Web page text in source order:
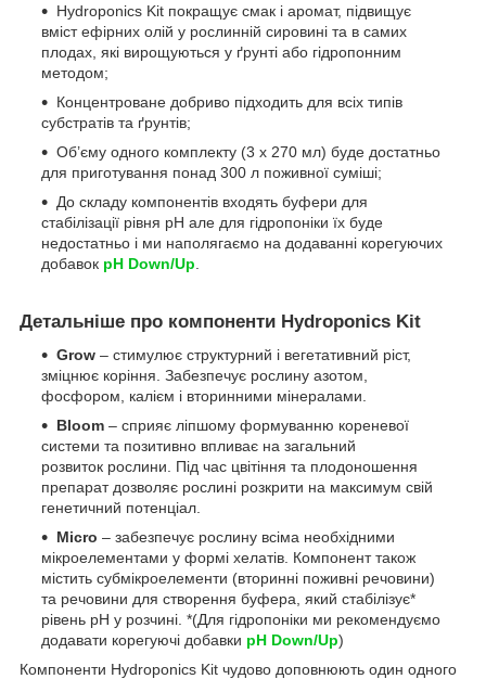
Hydroponics Kit покращує смак і аромат, підвищує
вміст ефірних олій у рослинній сировині та в самих
плодах, які вирощуються у ґрунті або гідропонним
методом;
Концентроване добриво підходить для всіх типів
субстратів та ґрунтів;
Об’єму одного комплекту (3 х 270 мл) буде достатньо
для приготування понад 300 л поживної суміші;
До складу компонентів входять буфери для
стабілізації рівня pH але для гідропоніки їх буде
недостатньо і ми наполягаємо на додаванні корегуючих
добавок pH Down/Up
Детальніше про компоненти Hydroponics Kit
Grow – стимулює структурний і вегетативний ріст,
зміцнює коріння. Забезпечує рослину азотом,
фосфором, калієм і вторинними мінералами.
Bloom – сприяє ліпшому формуванню кореневої
системи та позитивно впливає на загальний
розвиток рослини. Під час цвітіння та плодоношення
препарат дозволяє рослині розкрити на максимум свій
генетичний потенціал.
Micro – забезпечує рослину всіма необхідними
мікроелементами у формі хелатів. Компонент також
містить субмікроелементи (вторинні поживні речовини)
та речовини для створення буфера, який стабілізує*
рівень pH у розчині. *(Для гідропоніки ми рекомендуємо
додавати корегуючі добавки pH Down/Up)
Компоненти Hydroponics Kit чудово доповнюють один одного